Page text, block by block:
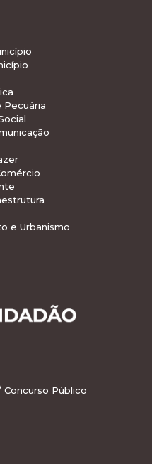
Pecuária
e Urbanismo
Concurso Público